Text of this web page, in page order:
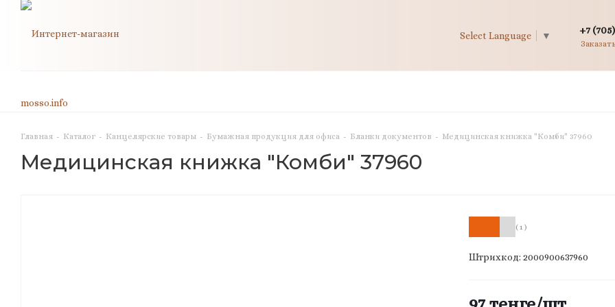
Select Language ▼
+7
Главная - Каталог - Канцелярские товары - Бумажная продукция для офиса - Бланки документов - Медицинская книжка "Комби" 37960
Медицинская книжка "Комби" 37960
( 1 )
Штрихкод: 2000900637960